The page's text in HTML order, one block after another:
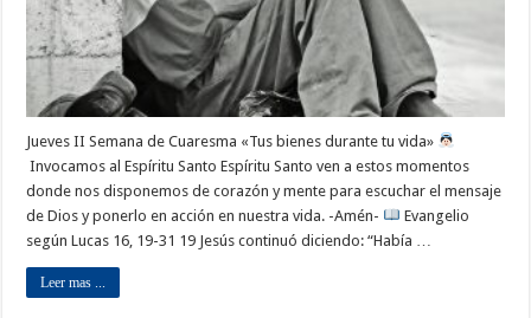
Jueves II Semana de Cuaresma «Tus bienes durante tu vida»
Invocamos al Espíritu Santo Espíritu Santo ven a estos momentos
donde nos disponemos de corazón y mente para escuchar el mensaje
de Dios y ponerlo en acción en nuestra vida. -Amén-
Evangelio
según Lucas 16, 19-31 19 Jesús continuó diciendo: “Había …
Leer mas ...